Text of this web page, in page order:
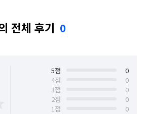
전체 후기 0
5점
0
4점
0
3점
0
2점
0
1점
0